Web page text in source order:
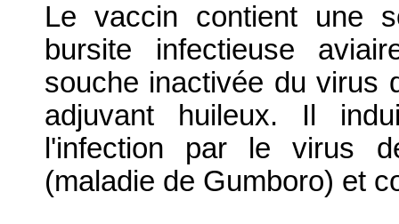
Le vaccin contient une
bursite infectieuse
souche inactivée du virus
adjuvant huileux. Il
l'infection par le virus
(maladie de Gumboro) et